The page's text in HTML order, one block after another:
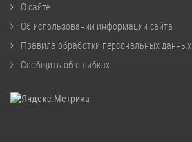
О сайте
Об использовании информации сайта
Правила обработки персональных данных
Сообщить об ошибках